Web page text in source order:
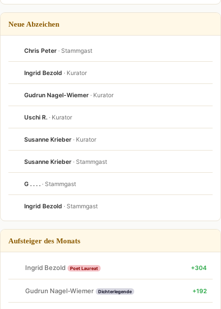
Neue Abzeichen
Chris Peter · Stammgast
Ingrid Bezold · Kurator
Gudrun Nagel-Wiemer · Kurator
Uschi R. · Kurator
Susanne Krieber · Kurator
Susanne Krieber · Stammgast
G . . . . · Stammgast
Ingrid Bezold · Stammgast
Aufsteiger des Monats
Ingrid Bezold Poet Laureat +304
Gudrun Nagel-Wiemer Dichterlegende +192